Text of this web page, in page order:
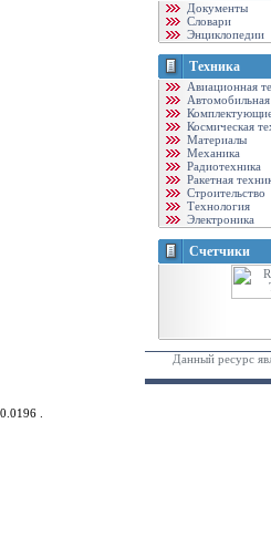
Документы
Словари
Энциклопедии
Техника
Авиационная
Автомобильная
Космическая
Материалы
Механика
Радиотехника
Ракетная
Строительство
Технология
Электроника
Счетчики
Данный ресурс
0.0196 .